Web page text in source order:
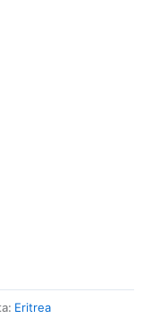
Eritrea